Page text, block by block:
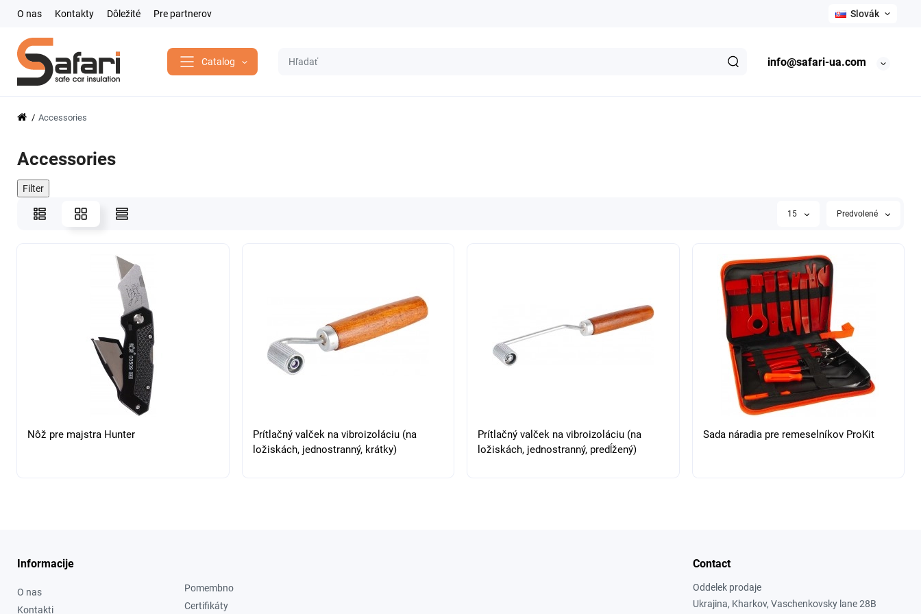
O nas Kontakty Dôležité Pre partnerov Slovák
Catalog info@safari-ua.com
Accessories
Accessories
Filter
15 Predvolené
Nôž pre majstra Hunter
Prítlačný valček na vibroizoláciu (na
ložiskách, jednostranný, krátky)
Prítlačný valček na vibroizoláciu (na
ložiskách, jednostranný, predĺžený)
Sada náradia pre remeselníkov ProKit
Informacije
O nas
Kontakti
Pomembno
Certifikáty
Contact
Oddelek prodaje
Ukrajina, Kharkov, Vaschenkovsky lane 28B